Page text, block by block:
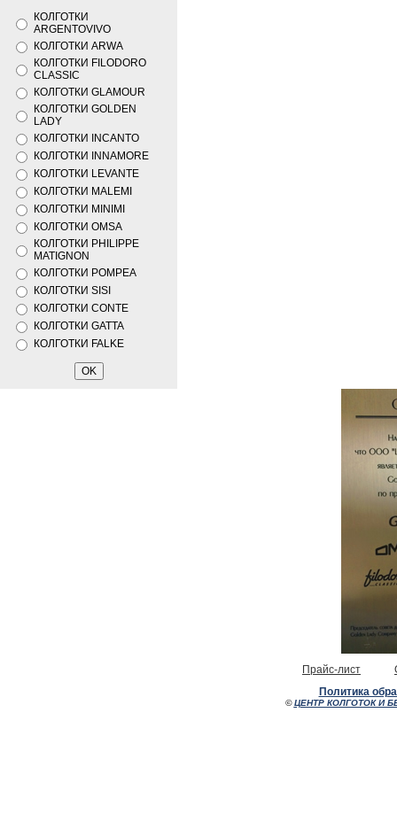
КОЛГОТКИ
ARGENTOVIVO
КОЛГОТКИ ARWA
КОЛГОТКИ FILODORO
CLASSIC
КОЛГОТКИ GLAMOUR
КОЛГОТКИ GOLDEN
LADY
КОЛГОТКИ INCANTO
КОЛГОТКИ INNAMORE
КОЛГОТКИ LEVANTE
КОЛГОТКИ MALEMI
КОЛГОТКИ MINIMI
КОЛГОТКИ OMSA
КОЛГОТКИ PHILIPPE
MATIGNON
КОЛГОТКИ POMPEA
КОЛГОТКИ SISI
КОЛГОТКИ CONTE
КОЛГОТКИ GATTA
КОЛГОТКИ FALKE
Прайс-лист
Политика
©ЦЕНТР КОЛГОТОК И